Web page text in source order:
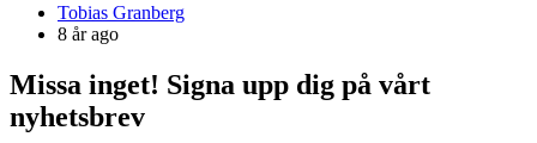
Posted
by
Tobias Granberg
8 år ago
Missa inget! Signa upp dig på vårt
nyhetsbrev